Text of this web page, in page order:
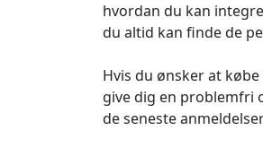
hvordan du kan
du altid kan finde de
Hvis du ønsker at
give dig en problemfri
de seneste